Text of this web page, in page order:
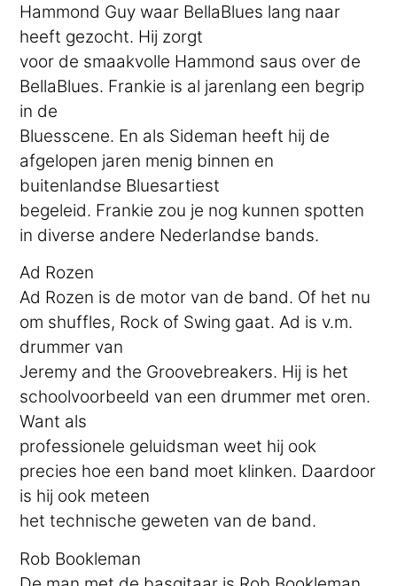
Hammond Guy waar BellaBlues lang naar
heeft gezocht. Hij zorgt
voor de smaakvolle Hammond saus over de
BellaBlues. Frankie is al jarenlang een begrip
in de
Bluesscene. En als Sideman heeft hij de
afgelopen jaren menig binnen en
buitenlandse Bluesartiest
begeleid. Frankie zou je nog kunnen spotten
in diverse andere Nederlandse bands.
Ad Rozen
Ad Rozen is de motor van de band. Of het nu
om shuffles, Rock of Swing gaat. Ad is v.m.
drummer van
Jeremy and the Groovebreakers. Hij is het
schoolvoorbeeld van een drummer met oren.
Want als
professionele geluidsman weet hij ook
precies hoe een band moet klinken. Daardoor
is hij ook meteen
het technische geweten van de band.
Rob Bookleman